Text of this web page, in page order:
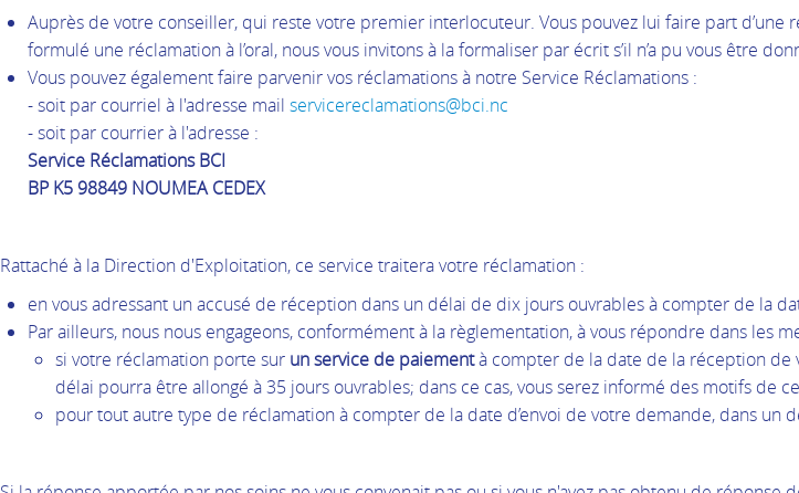
Auprès de votre conseiller, qui reste votre premier interlocuteur. Vous pouvez lui faire part d’une
formulé une réclamation à l’oral, nous vous invitons à la formaliser par écrit s’il n’a pu vous être
Vous pouvez également faire parvenir vos réclamations à notre Service Réclamations :
- soit par courriel à l'adresse mail servicereclamations@bci.nc
- soit par courrier à l'adresse :
Service Réclamations BCI
BP K5 98849 NOUMEA CEDEX
Rattaché à la Direction d'Exploitation, ce service traitera votre réclamation :
en vous adressant un accusé de réception dans un délai de dix jours ouvrables à compter de la
Par ailleurs, nous nous engageons, conformément à la règlementation, à vous répondre dans les
si votre réclamation porte sur un service de paiementà compter de la date de la réception de
délai pourra être allongé à 35 jours ouvrables; dans ce cas, vous serez informé des motifs de
pour tout autre type de réclamation à compter de la date d’envoi de votre demande, dans un